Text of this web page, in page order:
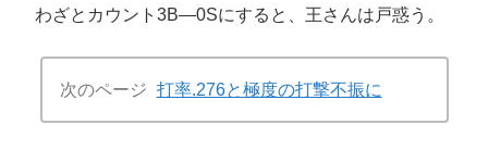
わざとカウント3B―0Sにすると、王さんは戸惑う。
次のページ 打率.276と極度の打撃不振に